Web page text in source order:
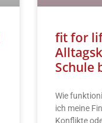
fit for
Schule
Wie
ich meine
Konflikte